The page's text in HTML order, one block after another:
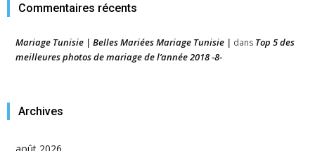
Commentaires récents
Mariage Tunisie | Belles Mariées Mariage Tunisie | dans Top 5 des
meilleures photos de mariage de l’année 2018 -8-
Archives